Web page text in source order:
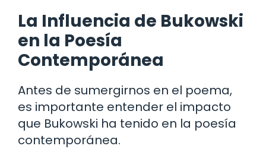
La Influencia de Bukowski
en la Poesía
Contemporánea
Antes de sumergirnos en el poema,
es importante entender el impacto
que Bukowski ha tenido en la poesía
contemporánea.